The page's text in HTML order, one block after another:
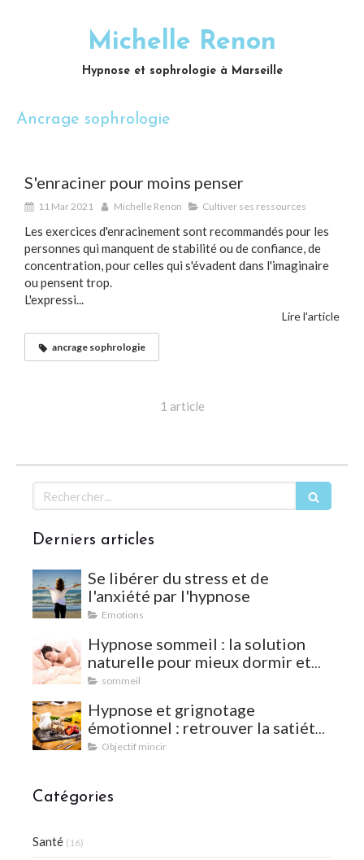
Michelle Renon
Hypnose et sophrologie à Marseille
Ancrage sophrologie
S'enraciner pour moins penser
11 Mar 2021 Michelle Renon Cultiver ses ressources
Les exercices d'enracinement sont recommandés pour les
personnes qui manquent de stabilité ou de confiance, de
concentration, pour celles qui s'évadent dans l'imaginaire
ou pensent trop.
L'expressi...
Lire l'article
ancrage sophrologie
1 article
Rechercher
Derniers articles
Se libérer du stress et de
l'anxiété par l'hypnose
Emotions
Hypnose sommeil : la solution
naturelle pour mieux dormir et
vaincre les insomnies
sommeil
Hypnose et grignotage
émotionnel : retrouver la satiété
et l'équilibre
Objectif mincir
Catégories
Santé (16)